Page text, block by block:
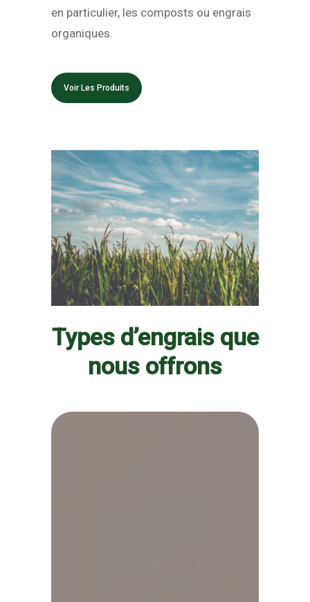
en particulier, les composts ou engrais
organiques.
Voir Les Produits
Types d’engrais que
nous offrons